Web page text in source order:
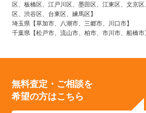
区、板橋区、江戸川区、墨田区、江東区、文京
区、渋谷区、台東区、練馬区】
埼玉県【草加市、八潮市、三郷市、川口市】
千葉県【松戸市、流山市、柏市、市川市、船橋市
無料査定・ご相談を
希望の方はこちら